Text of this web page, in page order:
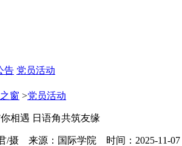
告 党员活动
窗 >党员活动
你相遇 日语角共筑友缘
/摄 来源：国际学院 时间：2025-11-07